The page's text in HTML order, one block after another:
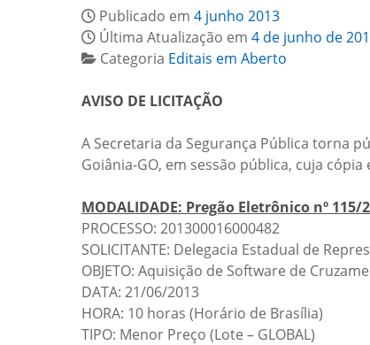
Publicado em 4 junho 2013
Última Atualização em 4 de junho de
Categoria Editais em Aberto
AVISO DE LICITAÇÃO
A Secretaria da Segurança Pública torna
Goiânia-GO, em sessão pública, cuja
MODALIDADE: Pregão Eletrônico nº 115/
PROCESSO: 201300016000482
SOLICITANTE: Delegacia Estadual de
OBJETO: Aquisição de Software de
DATA: 21/06/2013
HORA: 10 horas (Horário de Brasília)
TIPO: Menor Preço (Lote – GLOBAL)